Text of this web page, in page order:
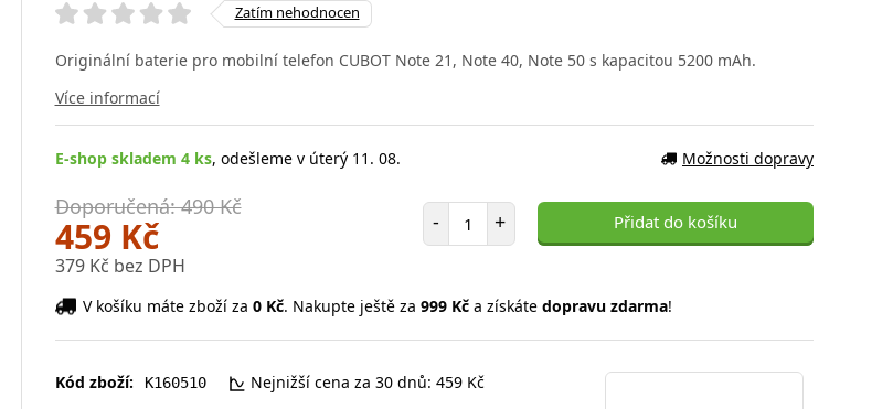
Zatím nehodnocen
Originální baterie pro mobilní telefon CUBOT Note 21, Note 40, Note 50 s kapacitou 5200 mAh.
Více informací
E-shop skladem 4 ks, odešleme v úterý 11. 08. Možnosti dopravy
Doporučená: 490 Kč
459 Kč
379 Kč bez DPH
- Počet položek
+ Přidat do košíku
V košíku máte zboží za 0 Kč. Nakupte ještě za 999 Kča získáte dopravu zdarma!
Kód zboží: K160510 Nejnižší cena za 30 dnů: 459 Kč